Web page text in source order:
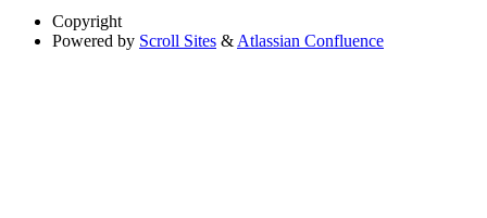
Copyright
Powered by Scroll Sites & Atlassian Confluence